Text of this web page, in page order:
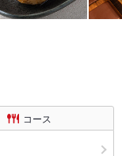
コース